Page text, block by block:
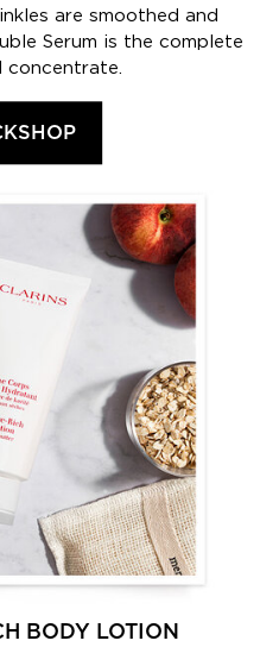
are smoothed and
Serum is the complete
concentrate.
BODY LOTION